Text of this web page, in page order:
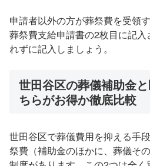
申請者以外の方が葬祭費を受領
葬祭費支給申請書の2枚目に記
れずに記入しましょう。
世田谷区の葬儀補助金
ちらがお得か徹底比較
世田谷区で葬儀費用を抑える手
祭費（補助金のほかに、葬儀そ